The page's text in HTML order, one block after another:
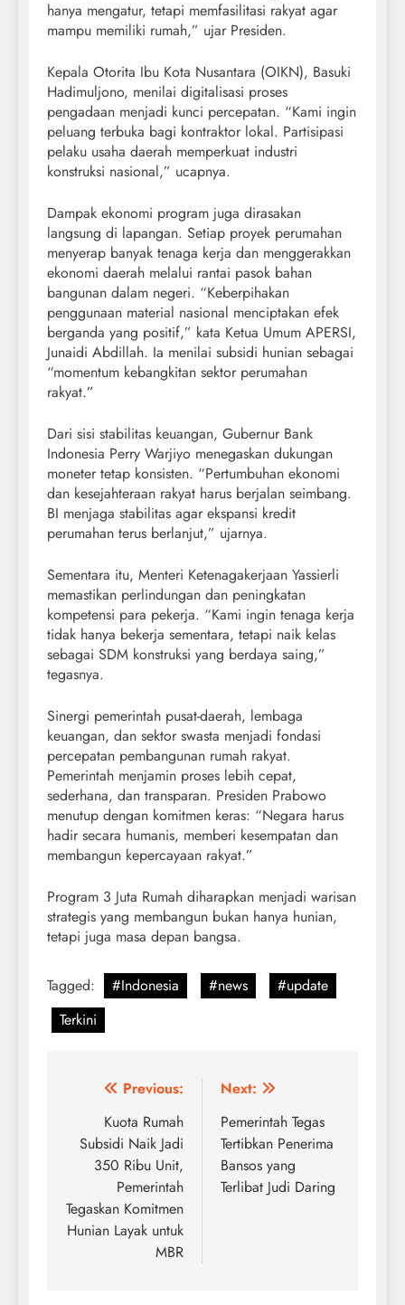
hanya mengatur, tetapi memfasilitasi rakyat agar
mampu memiliki rumah,” ujar Presiden.
Kepala Otorita Ibu Kota Nusantara (OIKN), Basuki
Hadimuljono, menilai digitalisasi proses
pengadaan menjadi kunci percepatan. “Kami ingin
peluang terbuka bagi kontraktor lokal. Partisipasi
pelaku usaha daerah memperkuat industri
konstruksi nasional,” ucapnya.
Dampak ekonomi program juga dirasakan
langsung di lapangan. Setiap proyek perumahan
menyerap banyak tenaga kerja dan menggerakkan
ekonomi daerah melalui rantai pasok bahan
bangunan dalam negeri. “Keberpihakan
penggunaan material nasional menciptakan efek
berganda yang positif,” kata Ketua Umum APERSI,
Junaidi Abdillah. Ia menilai subsidi hunian sebagai
“momentum kebangkitan sektor perumahan
rakyat.”
Dari sisi stabilitas keuangan, Gubernur Bank
Indonesia Perry Warjiyo menegaskan dukungan
moneter tetap konsisten. “Pertumbuhan ekonomi
dan kesejahteraan rakyat harus berjalan seimbang.
BI menjaga stabilitas agar ekspansi kredit
perumahan terus berlanjut,” ujarnya.
Sementara itu, Menteri Ketenagakerjaan Yassierli
memastikan perlindungan dan peningkatan
kompetensi para pekerja. “Kami ingin tenaga kerja
tidak hanya bekerja sementara, tetapi naik kelas
sebagai SDM konstruksi yang berdaya saing,”
tegasnya.
Sinergi pemerintah pusat-daerah, lembaga
keuangan, dan sektor swasta menjadi fondasi
percepatan pembangunan rumah rakyat.
Pemerintah menjamin proses lebih cepat,
sederhana, dan transparan. Presiden Prabowo
menutup dengan komitmen keras: “Negara harus
hadir secara humanis, memberi kesempatan dan
membangun kepercayaan rakyat.”
Program 3 Juta Rumah diharapkan menjadi warisan
strategis yang membangun bukan hanya hunian,
tetapi juga masa depan bangsa.
Tagged: #Indonesia #news
#update
Terkini
Post
navigation
Previous:
Kuota Rumah
Subsidi Naik Jadi
350 Ribu Unit,
Pemerintah
Tegaskan Komitmen
Hunian Layak untuk
MBR
Next:
Pemerintah Tegas
Tertibkan Penerima
Bansos yang
Terlibat Judi Daring